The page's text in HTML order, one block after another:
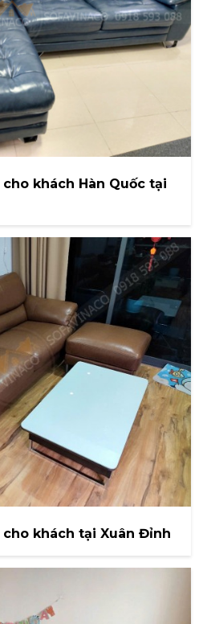
khách Hàn Quốc tại
khách tại Xuân Đỉnh